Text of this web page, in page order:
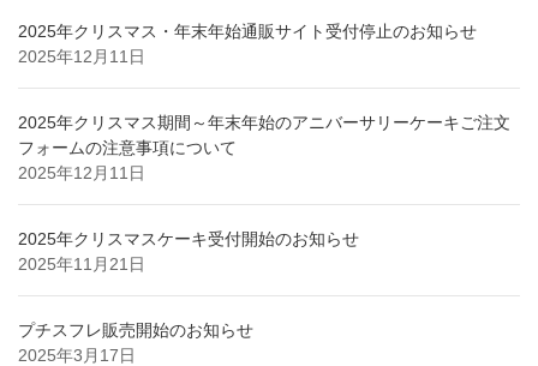
2025年クリスマス・年末年始通販サイト受付停止のお知らせ
2025年12月11日
2025年クリスマス期間～年末年始のアニバーサリーケーキご注文
フォームの注意事項について
2025年12月11日
2025年クリスマスケーキ受付開始のお知らせ
2025年11月21日
プチスフレ販売開始のお知らせ
2025年3月17日